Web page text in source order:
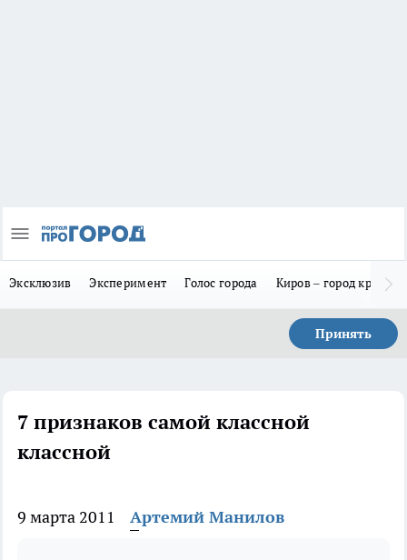
Эксклюзив Эксперимент Голос города Киров – город
Принять
7 признаков самой классной
классной
9 марта 2011 Артемий Манилов